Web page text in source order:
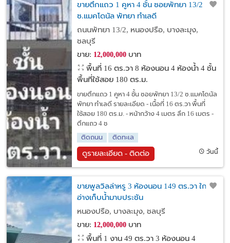
ขายตึกแถว 1 คูหา 4 ชั้น ซอยพัทยา 13/2
ซ.แมคโดนัล พัทยา ทำเลดี
ถนนพัทยา 13/2, หนองปรือ, บางละมุง,
ชลบุรี
ขาย: 12,000,000บาท
พื้นที่ 16 ตร.วา 8 ห้องนอน 4 ห้องน้ำ 4 ชั้น
พื้นที่ใช้สอย 180 ตร.ม.
ขายตึกแถว 1 คูหา 4 ชั้น ซอยพัทยา 13/2 ซ.แมคโดนัล
พัทยา ทำเลดี รายละเอียด - เนื้อที่ 16 ตร.วา พื้นที่
ใช้สอย 180 ตร.ม. - หน้ากว้าง 4 เมตร ลึก 16 เมตร -
ตึกแถว 4 ช
ติดถนน
ติดทะเล
ดูรายละเอียด - ติดต่อ วันนี้
ขายพูลวิลล่าหรู 3 ห้องนอน 149 ตร.วา ใกล้
อ่างเก็บน้ำมาบประชัน
หนองปรือ, บางละมุง, ชลบุรี
ขาย: 12,000,000บาท
พื้นที่ 1 งาน 49 ตร.วา 3 ห้องนอน 4